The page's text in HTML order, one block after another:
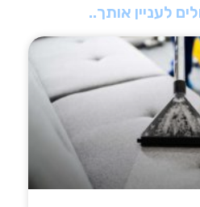
לעניין אותך..